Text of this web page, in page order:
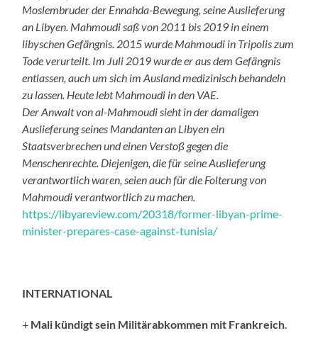
Moslembruder der Ennahda-Bewegung, seine Auslieferung
an Libyen. Mahmoudi saß von 2011 bis 2019 in einem
libyschen Gefängnis. 2015 wurde Mahmoudi in Tripolis zum
Tode verurteilt. Im Juli 2019 wurde er aus dem Gefängnis
entlassen, auch um sich im Ausland medizinisch behandeln
zu lassen. Heute lebt Mahmoudi in den VAE.
Der Anwalt von al-Mahmoudi sieht in der damaligen
Auslieferung seines Mandanten an Libyen ein
Staatsverbrechen und einen Verstoß gegen die
Menschenrechte. Diejenigen, die für seine Auslieferung
verantwortlich waren, seien auch für die Folterung von
Mahmoudi verantwortlich zu machen.
https://libyareview.com/20318/former-libyan-prime-
minister-prepares-case-against-tunisia/
INTERNATIONAL
+ Mali kündigt sein Militärabkommen mit Frankreich